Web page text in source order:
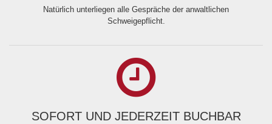
Natürlich unterliegen alle Gespräche der anwaltlichen
Schweigepflicht.
SOFORT UND JEDERZEIT BUCHBAR